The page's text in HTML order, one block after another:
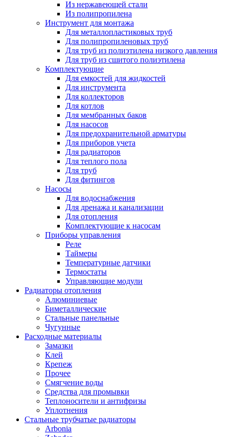
Из нержавеющей стали
Из полипропилена
Инструмент для монтажа
Для металлопластиковых труб
Для полипропиленовых труб
Для труб из полиэтилена низкого давления
Для труб из сшитого полиэтилена
Комплектующие
Для емкостей для жидкостей
Для инструмента
Для коллекторов
Для котлов
Для мембранных баков
Для насосов
Для предохранительной арматуры
Для приборов учета
Для радиаторов
Для теплого пола
Для труб
Для фитингов
Насосы
Для водоснабжения
Для дренажа и канализации
Для отопления
Комплектующие к насосам
Приборы управления
Реле
Таймеры
Температурные датчики
Термостаты
Управляющие модули
Радиаторы отопления
Алюминиевые
Биметаллические
Стальные панельные
Чугунные
Расходные материалы
Замазки
Клей
Крепеж
Прочее
Смягчение воды
Средства для промывки
Теплоносители и антифризы
Уплотнения
Стальные трубчатые радиаторы
Arbonia